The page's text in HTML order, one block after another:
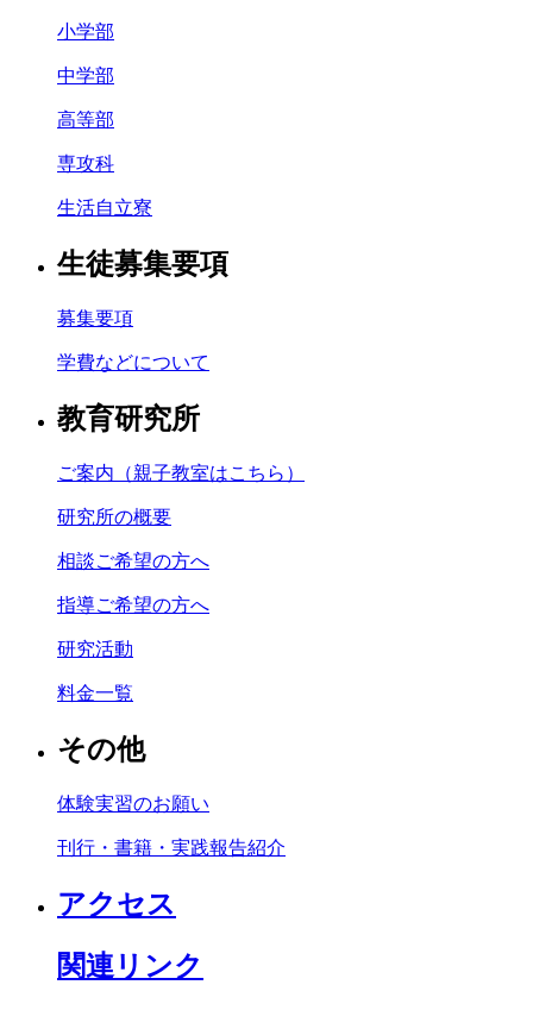
小学部
中学部
高等部
専攻科
生活自立寮
生徒募集要項
募集要項
学費などについて
教育研究所
ご案内（親子教室はこちら）
研究所の概要
相談ご希望の方へ
指導ご希望の方へ
研究活動
料金一覧
その他
体験実習のお願い
刊行・書籍・実践報告紹介
アクセス
関連リンク